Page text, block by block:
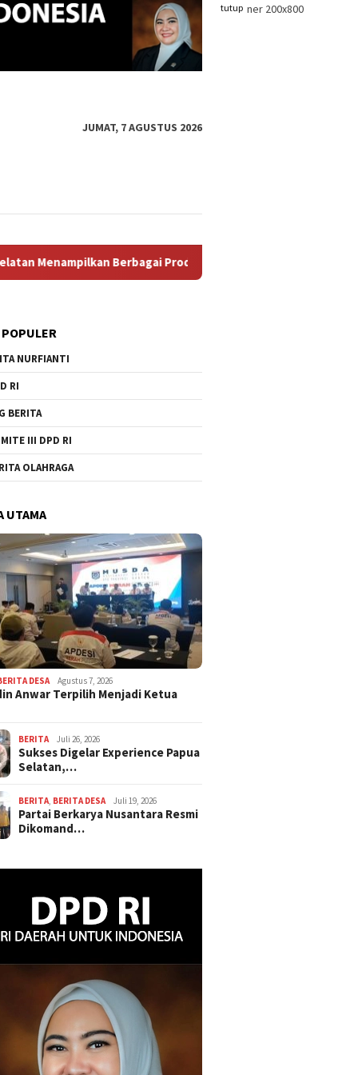
tutup
JUMAT, 7 AGUSTUS 2026
Produk Unggulan, Mulai Dari Hasil Perikanan, Kerajinan
NURFIANTI
RI
BERITA
III DPD RI
OLAHRAGA
UTAMA
DESA Agustus 7, 2026
Anwar Terpilih Menjadi Ketua
BERITA Juli 26, 2026
Sukses Digelar Experience Papua
Selatan,…
BERITA, BERITA DESA Juli 19, 2026
Partai Berkarya Nusantara Resmi
Dikomand…